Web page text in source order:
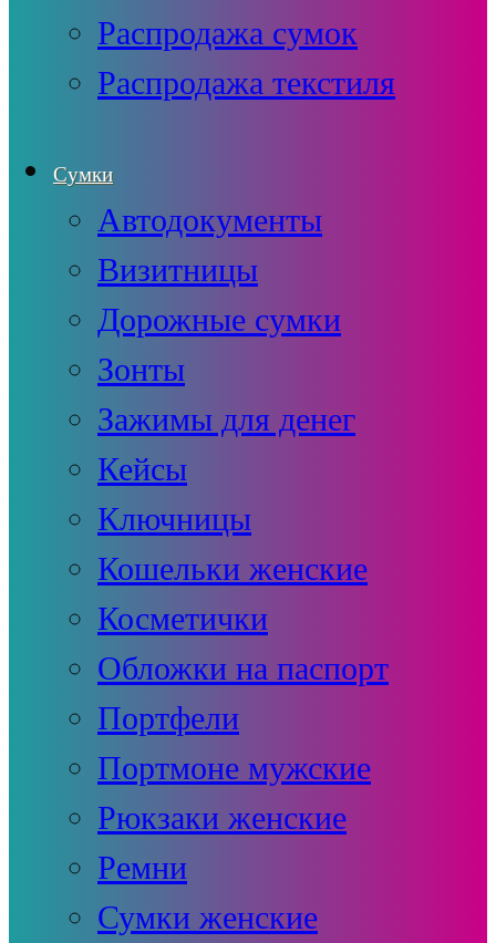
Распродажа сумок
Распродажа текстиля
Сумки
Автодокументы
Визитницы
Дорожные сумки
Зонты
Зажимы для денег
Кейсы
Ключницы
Кошельки женские
Косметички
Обложки на паспорт
Портфели
Портмоне мужские
Рюкзаки женские
Ремни
Сумки женские